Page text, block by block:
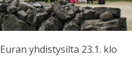
Euran yhdistysilta 23.1. klo